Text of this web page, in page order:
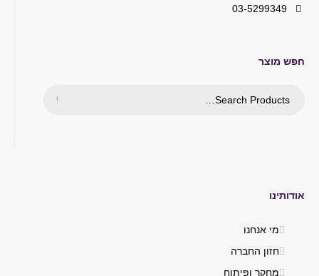
03-5299349
חפש מוצר
אודותינו
מי אנחנו
חזון החברה
מחקר ופיתוח